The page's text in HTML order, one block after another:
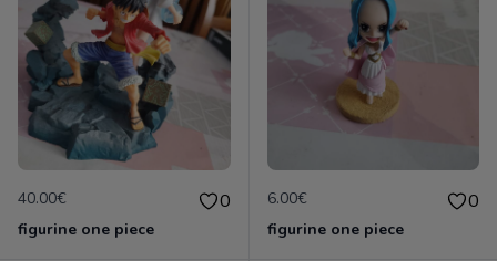
40.00€ 0
figurine one piece
6.00€ 0
figurine one piece